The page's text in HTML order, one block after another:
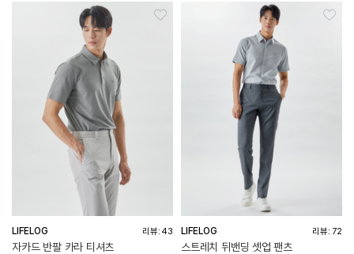
LIFELOG 리뷰: 43
자카드 반팔 카라 티셔츠
LIFELOG 리뷰: 72
스트레치 뒤밴딩 셋업 팬츠